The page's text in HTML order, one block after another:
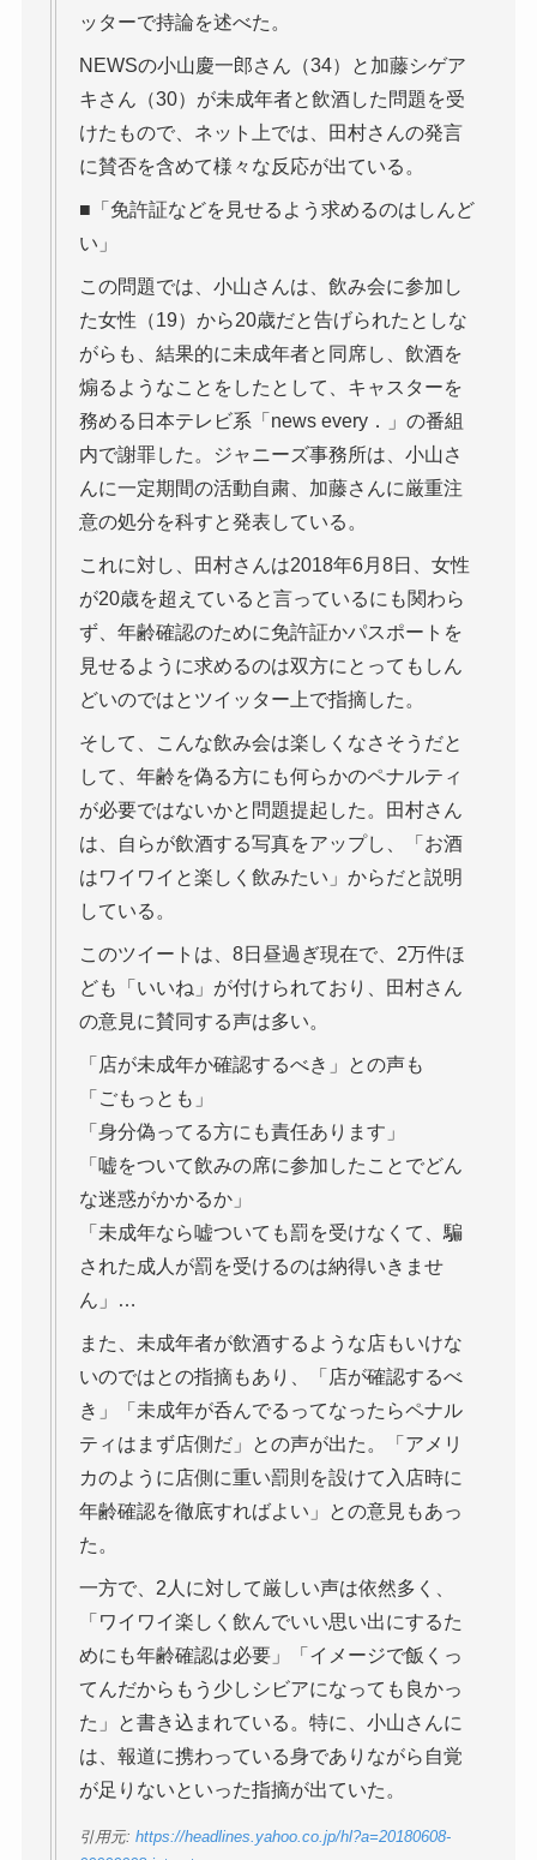
ッターで持論を述べた。
NEWSの小山慶一郎さん（34）と加藤シゲア
キさん（30）が未成年者と飲酒した問題を受
けたもので、ネット上では、田村さんの発言
に賛否を含めて様々な反応が出ている。
■「免許証などを見せるよう求めるのはしんど
い」
この問題では、小山さんは、飲み会に参加し
た女性（19）から20歳だと告げられたとしな
がらも、結果的に未成年者と同席し、飲酒を
煽るようなことをしたとして、キャスターを
務める日本テレビ系「news every．」の番組
内で謝罪した。ジャニーズ事務所は、小山さ
んに一定期間の活動自粛、加藤さんに厳重注
意の処分を科すと発表している。
これに対し、田村さんは2018年6月8日、女性
が20歳を超えていると言っているにも関わら
ず、年齢確認のために免許証かパスポートを
見せるように求めるのは双方にとってもしん
どいのではとツイッター上で指摘した。
そして、こんな飲み会は楽しくなさそうだと
して、年齢を偽る方にも何らかのペナルティ
が必要ではないかと問題提起した。田村さん
は、自らが飲酒する写真をアップし、「お酒
はワイワイと楽しく飲みたい」からだと説明
している。
このツイートは、8日昼過ぎ現在で、2万件ほ
ども「いいね」が付けられており、田村さん
の意見に賛同する声は多い。
「店が未成年か確認するべき」との声も
「ごもっとも」
「身分偽ってる方にも責任あります」
「嘘をついて飲みの席に参加したことでどん
な迷惑がかかるか」
「未成年なら嘘ついても罰を受けなくて、騙
された成人が罰を受けるのは納得いきませ
ん」…
また、未成年者が飲酒するような店もいけな
いのではとの指摘もあり、「店が確認するべ
き」「未成年が呑んでるってなったらペナル
ティはまず店側だ」との声が出た。「アメリ
カのように店側に重い罰則を設けて入店時に
年齢確認を徹底すればよい」との意見もあっ
た。
一方で、2人に対して厳しい声は依然多く、
「ワイワイ楽しく飲んでいい思い出にするた
めにも年齢確認は必要」「イメージで飯くっ
てんだからもう少しシビアになっても良かっ
た」と書き込まれている。特に、小山さんに
は、報道に携わっている身でありながら自覚
が足りないといった指摘が出ていた。
引用元: https://headlines.yahoo.co.jp/hl?a=20180608-